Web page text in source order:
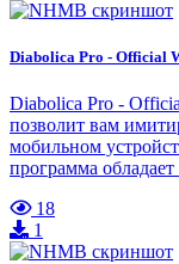
Diabolica Pro - Official
Diabolica Pro -
позволит вам
мобильном
программа
18
1